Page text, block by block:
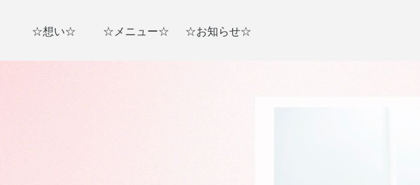
☆想い☆ ☆メニュー☆ ☆お知らせ☆